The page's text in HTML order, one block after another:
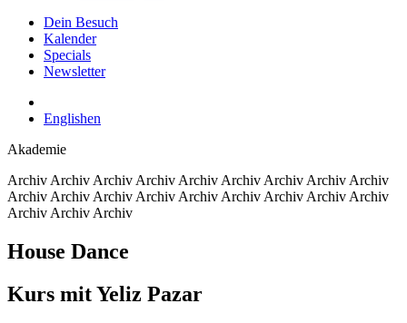
Dein Besuch
Kalender
Specials
Newsletter
Englishen
Akademie
Archiv Archiv Archiv Archiv Archiv Archiv Archiv Archiv Archiv
Archiv Archiv Archiv Archiv Archiv Archiv Archiv Archiv Archiv
Archiv Archiv Archiv
House Dance
Kurs mit Yeliz Pazar